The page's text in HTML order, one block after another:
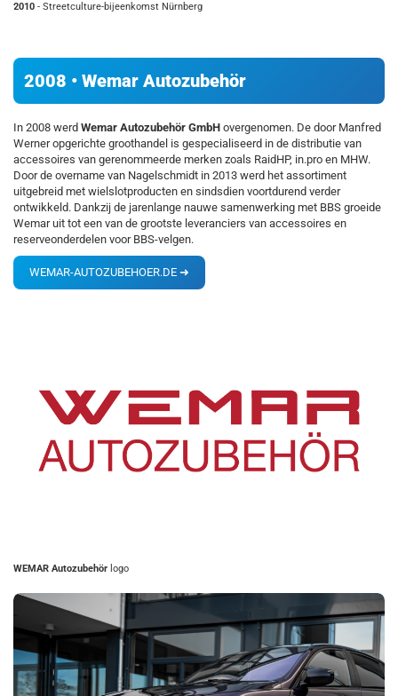
2010 - Streetculture-bijeenkomst Nürnberg
2008 • Wemar Autozubehör
In 2008 werd Wemar Autozubehör GmbH overgenomen. De door Manfred
Werner opgerichte groothandel is gespecialiseerd in de distributie van
accessoires van gerenommeerde merken zoals RaidHP, in.pro en MHW.
Door de overname van Nagelschmidt in 2013 werd het assortiment
uitgebreid met wielslotproducten en sindsdien voortdurend verder
ontwikkeld. Dankzij de jarenlange nauwe samenwerking met BBS groeide
Wemar uit tot een van de grootste leveranciers van accessoires en
reserveonderdelen voor BBS-velgen.
WEMAR-AUTOZUBEHOER.DE ➜
WEMAR Autozubehör logo